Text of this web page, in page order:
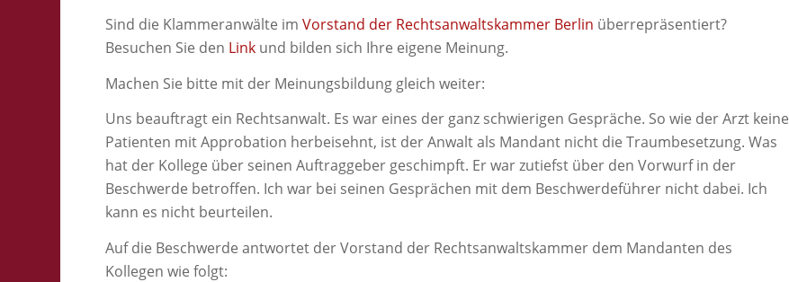
Sind die Klammeranwälte imVorstand der Rechtsanwaltskammer Berlin überrepräsentiert?
Besuchen Sie den Link und bilden sich Ihre eigene Meinung.
Machen Sie bitte mit der Meinungsbildung gleich weiter:
Uns beauftragt ein Rechtsanwalt. Es war eines der ganz schwierigen Gespräche. So wie der Arzt keine
Patienten mit Approbation herbeisehnt, ist der Anwalt als Mandant nicht die Traumbesetzung. Was
hat der Kollege über seinen Auftraggeber geschimpft. Er war zutiefst über den Vorwurf in der
Beschwerde betroffen. Ich war bei seinen Gesprächen mit dem Beschwerdeführer nicht dabei. Ich
kann es nicht beurteilen.
Auf die Beschwerde antwortet der Vorstand der Rechtsanwaltskammer dem Mandanten des
Kollegen wie folgt: